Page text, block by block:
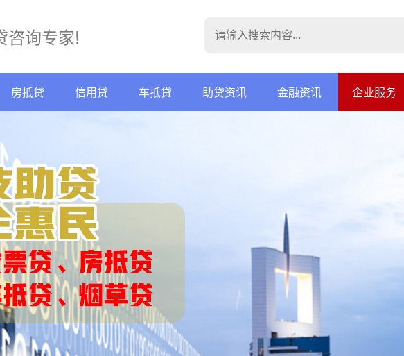
咨询专家!
房抵贷 信用贷 车抵贷 助贷资讯 金融资讯 企业服务